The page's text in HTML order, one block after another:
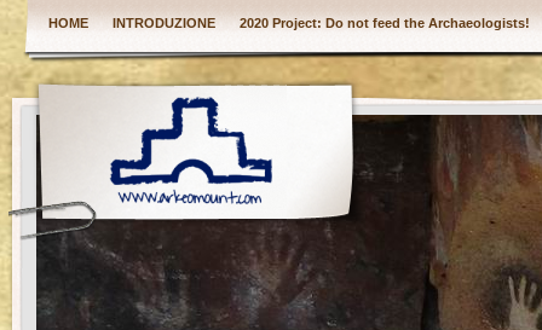
HOME INTRODUZIONE 2020 Project: Do not feed the Archaeologists!